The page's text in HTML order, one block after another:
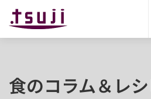
食のコラム＆レ